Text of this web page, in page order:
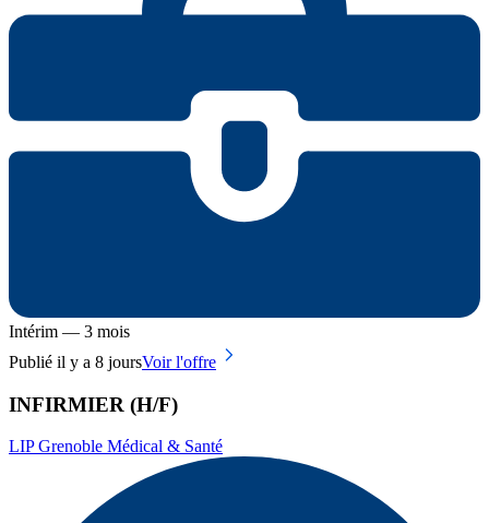
Intérim — 3 mois
Publié il y a 8 joursVoir l'offre
INFIRMIER (H/F)
LIP Grenoble Médical & Santé